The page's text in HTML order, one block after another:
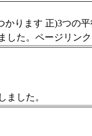
ります 正)3つの
た。ページリン
ました。